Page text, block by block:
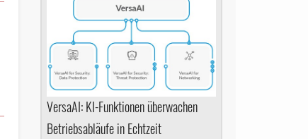
VersaAI: KI-Funktionen überwachen
Betriebsabläufe in Echtzeit